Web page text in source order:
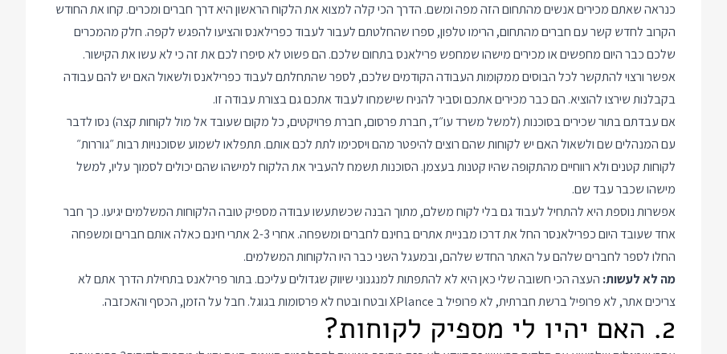
כנראה שאתם מכירים אנשים מהתחום הזה מפה ומשם. הדרך הכי קלה למצוא את הלקוח הראשון היא דרך חברים ומכרים. קחו את החודש
הקרוב לחדש קשר עם חברים מהתחום, הרימו טלפון, ספרו שהחלטתם לעבור לעבוד כפרילאנס והציעו להפגש לקפה. חלק מהמכרים
שלכם כבר היום מחפשים או מכירים מישהו שמחפש פרילאנס בתחום שלכם. הם פשוט לא סיפרו לכם את זה כי לא עשו את הקישור.
אפשר ורצוי להתקשר לכל הבוסים ממקומות העבודה הקודמים שלכם, לספר שהתחלתם לעבוד כפרילאנס ולשאול האם יש להם עבודה
בקבלנות שירצו להוציא. הם כבר מכירים אתכם וסביר להניח שישמחו לעבוד אתכם גם בצורת עבודה זו.
אם עבדתם בתור שכירים בסוכנות (למשל משרד עו״ד, חברת פרסום, חברת פרויקטים, כל מקום שעובד אל מול לקוחות קצה) נסו לדבר
עם המנהלים שם ולשאול האם יש לקוחות שהם רוצים להיפטר מהם ויסכימו לתת לכם אותם. תתפלאו לשמוע שסוכנויות רבות ״גוררות״
לקוחות קטנים ולא רווחיים מהתקופה שהיו קטנות בעצמן. הסוכנות תשמח להעביר את הלקוח למישהו שהם יכולים לסמוך עליו, למשל
מישהו שכבר עבד שם.
אפשרות נוספת היא להתחיל לעבוד גם בלי לקוח משלם, מתוך הבנה שכשתעשו עבודה מספיק טובה הלקוחות המשלמים יגיעו. כך חבר
אחד שעובד היום כפרילאנסר החל את דרכו מבניית אתרים בחינם לחברים ומשפחה. אחרי 2-3 אתרי חינם כאלה אותם חברים ומשפחה
החלו לספר לחברים שלהם על האתר החדש שלהם, ובמעגל השני כבר היו הלקוחות המשלמים.
מה לא לעשות: העצה הכי חשובה שלי כאן היא לא להתפתות למנגנוני שיווק שגדולים עליכם. בתור פרילאנס בתחילת הדרך אתם לא
צריכים אתר, לא פרופיל ברשת חברתית, לא פרופיל ב XPlance ובטח ובטח לא פרסומות בגוגל. חבל על הזמן, הכסף והאכזבה.
2. האם יהיו לי מספיק לקוחות?